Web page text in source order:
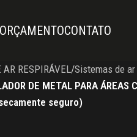
ORÇAMENTOCONTATO
RESPIRÁVEL/Sistemas de
DE METAL PARA
seguro)